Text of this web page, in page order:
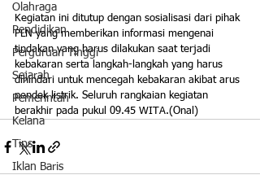
Olahraga
Pendidikan
Perguruan Tinggi
Sejarah
Pemerintah
Kelana
Tips
Iklan Baris
Kegiatan ini ditutup dengan sosialisasi dari pihak
PLN yang memberikan informasi mengenai
tindakan yang harus dilakukan saat terjadi
kebakaran serta langkah-langkah yang harus
dihindari untuk mencegah kebakaran akibat arus
pendek listrik. Seluruh rangkaian kegiatan
berakhir pada pukul 09.45 WITA.(Onal)